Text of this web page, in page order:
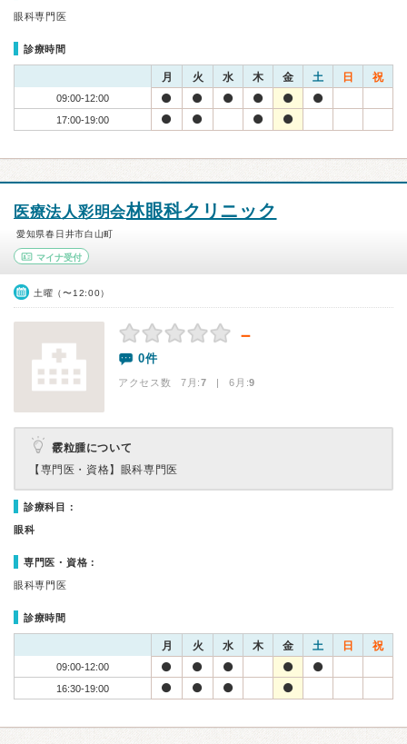
眼科専門医
診療時間
月 火 水 木 金 土 日 祝
09:00-12:00
17:00-19:00
医療法人彩明会林眼科クリニック
愛知県春日井市白山町
マイナ受付
土曜（〜12:00）
－
0件
アクセス数 7月:7 | 6月:9
霰粒腫について
【専門医・資格】 眼科専門医
診療科目：
眼科
専門医・資格：
眼科専門医
診療時間
月 火 水 木 金 土 日 祝
09:00-12:00
16:30-19:00